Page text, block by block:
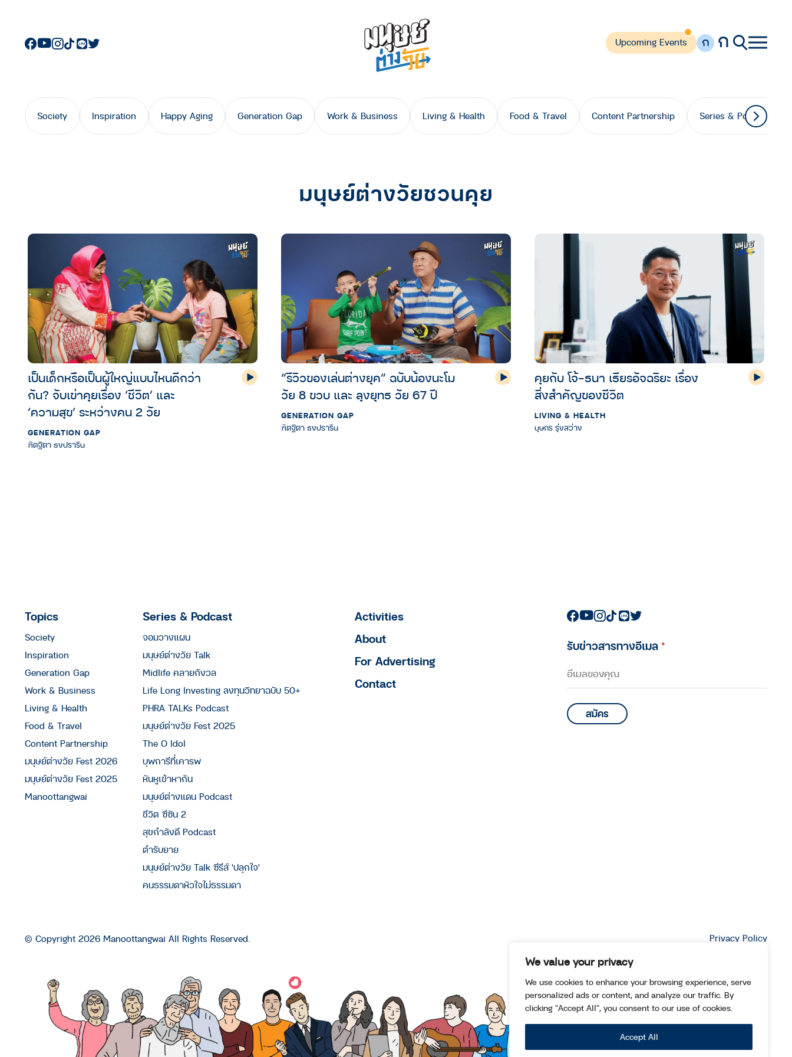
We value your privacy
We use cookies to enhance your browsing experience, serve
personalized ads or content, and analyze our traffic. By
clicking "Accept All", you consent to our use of cookies.
Accept All
Upcoming Events ก ก
Society Inspiration Happy Aging Generation Gap Work & Business Living & Health Food & Travel Content Partnership Series & Podcast
มนุษย์ต่างวัยชวนคุย
เป็นเด็กหรือเป็นผู้ใหญ่แบบไหนดีกว่า
กัน? จับเข่าคุยเรื่อง ‘ชีวิต’ และ
‘ความสุข’ ระหว่างคน 2 วัย
GENERATION GAP
ฑิตฐิตา ธงปราริน
“รีวิวของเล่นต่างยุค” ฉบับน้องนะโม
วัย 8 ขวบ และ ลุงยุทธ วัย 67 ปี
GENERATION GAP
ฑิตฐิตา ธงปราริน
คุยกับ โจ้-ธนา เธียรอัจฉริยะ เรื่อง
สิ่งสำคัญของชีวิต
LIVING & HEALTH
บุษกร รุ่งสว่าง
Topics
Society
Inspiration
Generation Gap
Work & Business
Living & Health
Food & Travel
Content Partnership
มนุษย์ต่างวัย Fest 2026
มนุษย์ต่างวัย Fest 2025
Manoottangwai
Series & Podcast
จอมวางแผน
มนุษย์ต่างวัย Talk
Midlife คลายกังวล
Life Long Investing ลงทุนวิทยาฉบับ 50+
PHRA TALKs Podcast
มนุษย์ต่างวัย Fest 2025
The O Idol
บุพการีที่เคารพ
หันหูเข้าหากัน
มนุษย์ต่างแดน Podcast
ชีวิต ซีซัน 2
สุขกำลังดี Podcast
ตำรับยาย
มนุษย์ต่างวัย Talk ซีรีส์ 'ปลุกใจ'
คนธรรมดาหัวใจไม่ธรรมดา
Activities
About
For Advertising
Contact
รับข่าวสารทางอีเมล*
© Copyright 2026 Manoottangwai All Rights Reserved. Privacy Policy